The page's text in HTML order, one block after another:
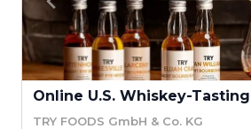
Online U.S. Whiskey-Tasting
TRY FOODS GmbH & Co. KG